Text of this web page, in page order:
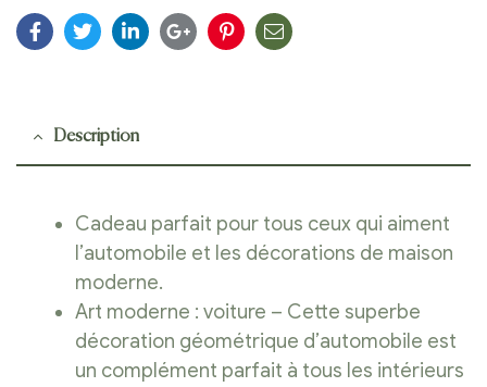
Facebook
TwitterLinkedinGoogle+Pinterest
E-
Description
Cadeau parfait pour tous ceux qui aiment
l’automobile et les décorations de maison
moderne.
Art moderne : voiture – Cette superbe
décoration géométrique d’automobile est
un complément parfait à tous les intérieurs